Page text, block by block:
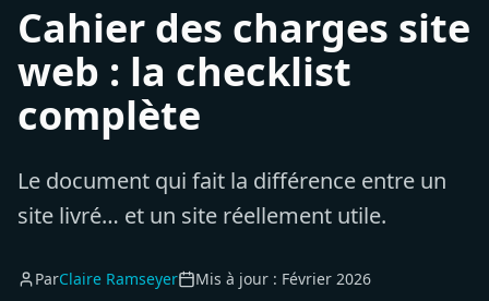
Cahier des charges site
web : la checklist
complète
Le document qui fait la différence entre un
site livré… et un site réellement utile.
ParClaire Ramseyer Mis à jour : Février 2026